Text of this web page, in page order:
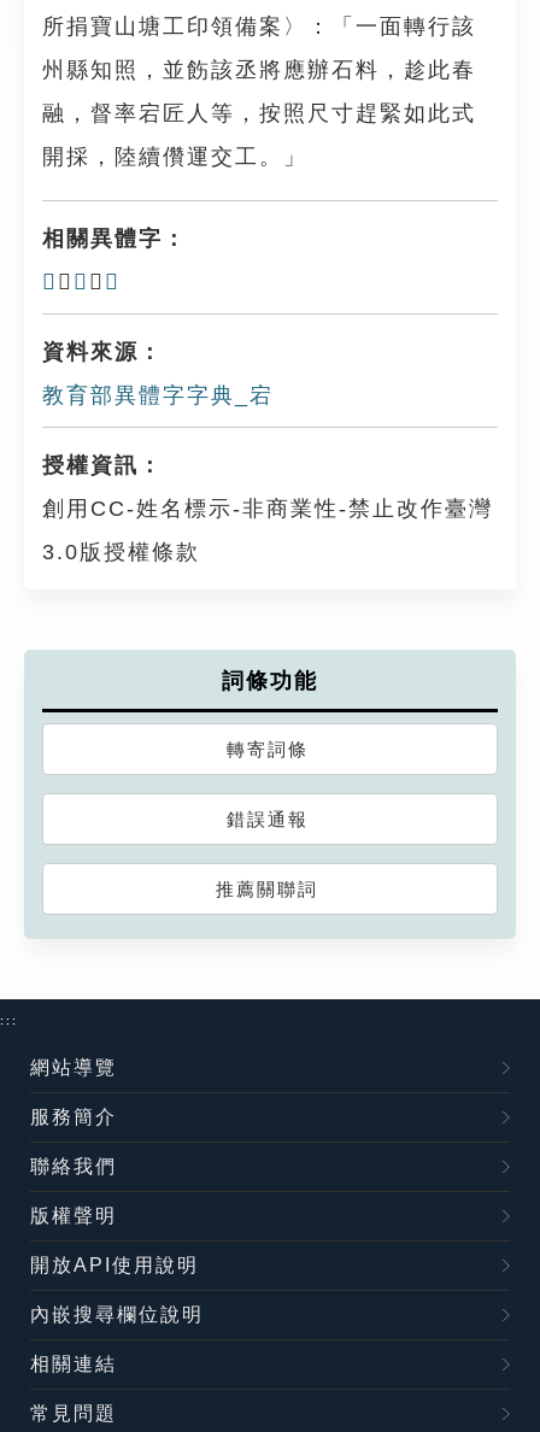
所捐寶山塘工印領備案〉：「一面轉行該
州縣知照，並飭該丞將應辦石料，趁此春
融，督率宕匠人等，按照尺寸趕緊如此式
開採，陸續儹運交工。」
相關異體字：
𥥔 、 雼 、 𡇵
資料來源：
教育部異體字字典_宕
授權資訊：
創用CC-姓名標示-非商業性-禁止改作臺灣
3.0版授權條款
詞條功能
轉寄詞條
錯誤通報
推薦關聯詞
:::
網站導覽
服務簡介
聯絡我們
版權聲明
開放API使用說明
內嵌搜尋欄位說明
相關連結
常見問題